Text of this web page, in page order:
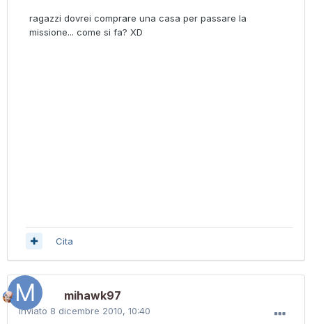
ragazzi dovrei comprare una casa per passare la
missione... come si fa? XD
Cita
mihawk97
Inviato 8 dicembre 2010, 10:40